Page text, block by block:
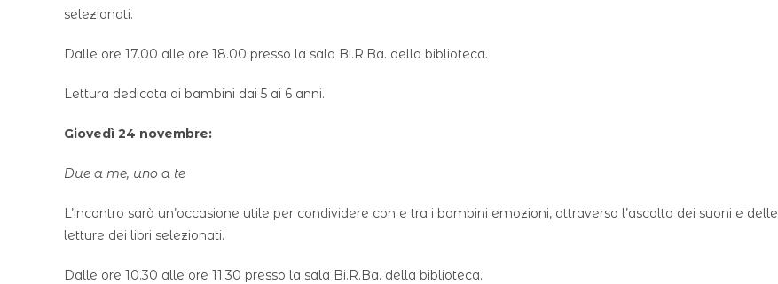
selezionati.
Dalle ore 17.00 alle ore 18.00 presso la sala Bi.R.Ba. della biblioteca.
Lettura dedicata ai bambini dai 5 ai 6 anni.
Giovedì 24 novembre:
Due a me, uno a te
L’incontro sarà un’occasione utile per condividere con e tra i bambini emozioni, attraverso l’ascolto dei suoni e delle
letture dei libri selezionati.
Dalle ore 10.30 alle ore 11.30 presso la sala Bi.R.Ba. della biblioteca.